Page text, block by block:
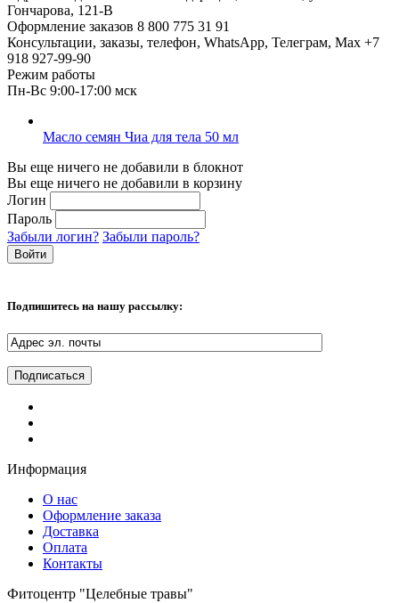
Гончарова, 121-В
Оформление заказов 8 800 775 31 91
Консультации, заказы, телефон, WhatsApp, Телеграм, Мах +7
918 927-99-90
Режим работы
Пн-Вс 9:00-17:00 мск
Масло семян Чиа для тела 50 мл
Вы еще ничего не добавили в блокнот
Вы еще ничего не добавили в корзину
Логин
Пароль
Забыли логин? Забыли пароль?
Подпишитесь на нашу рассылку:
Информация
О нас
Оформление заказа
Доставка
Оплата
Контакты
Фитоцентр "Целебные травы"